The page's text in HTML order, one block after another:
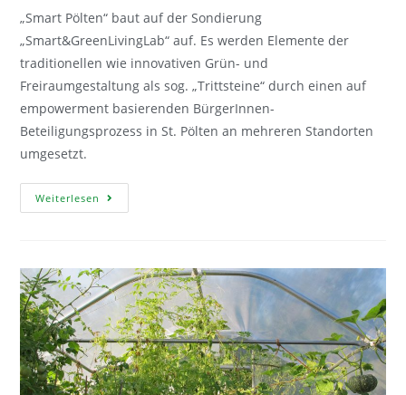
„Smart Pölten“ baut auf der Sondierung
„Smart&GreenLivingLab“ auf. Es werden Elemente der
traditionellen wie innovativen Grün- und
Freiraumgestaltung als sog. „Trittsteine“ durch einen auf
empowerment basierenden BürgerInnen-
Beteiligungsprozess in St. Pölten an mehreren Standorten
umgesetzt.
Weiterlesen Smart
Pölten